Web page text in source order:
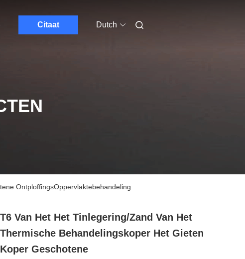
Citaat Dutch
OntploffingsOppervlaktebehandeling
T6 Van Het Het Tinlegering/Zand Van Het
Thermische Behandelingskoper Het Gieten
Koper Geschotene